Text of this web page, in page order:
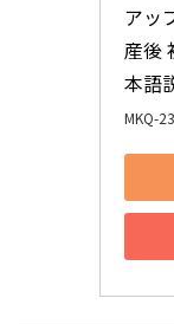
アッ
産後
本語
MKQ-